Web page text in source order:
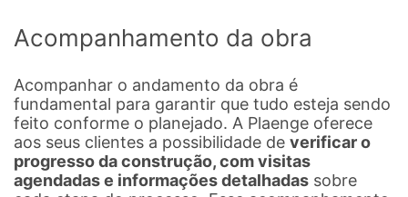
Acompanhamento da obra
Acompanhar o andamento da obra é
fundamental para garantir que tudo esteja sendo
feito conforme o planejado. A Plaenge oferece
aos seus clientes a possibilidade de verificar o
progresso da construção, com visitas
agendadas e informações detalhadas sobre